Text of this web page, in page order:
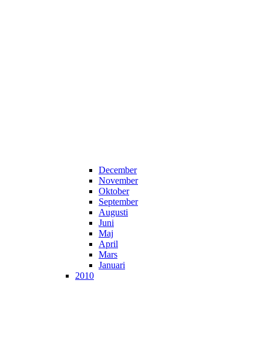
December
November
Oktober
September
Augusti
Juni
Maj
April
Mars
Januari
2010